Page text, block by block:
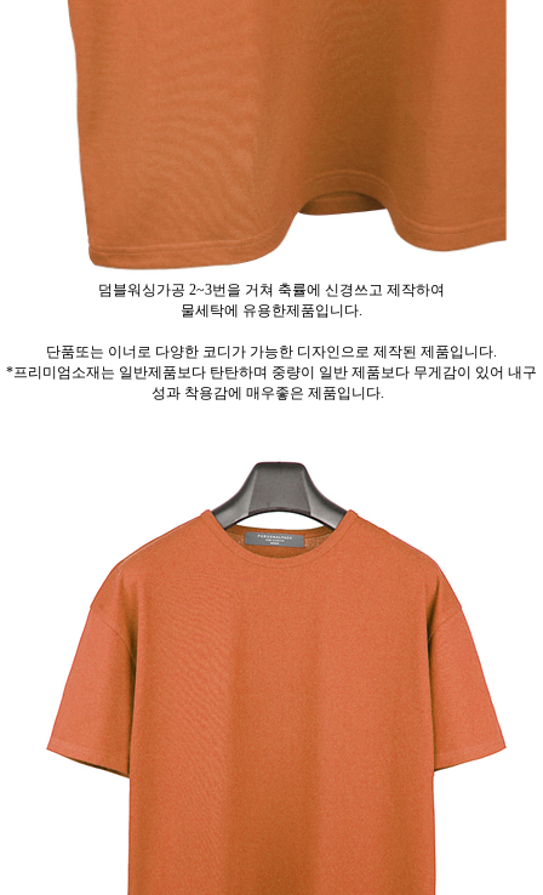
덤블워싱가공 2~3번을 거쳐 축률에 신경쓰고 제작하여
물세탁에 유용한제품입니다.
단품또는 이너로 다양한 코디가 가능한 디자인으로 제작된 제품입니다.
*프리미엄소재는 일반제품보다 탄탄하며 중량이 일반 제품보다 무게감이 있어 내구
성과 착용감에 매우좋은 제품입니다.